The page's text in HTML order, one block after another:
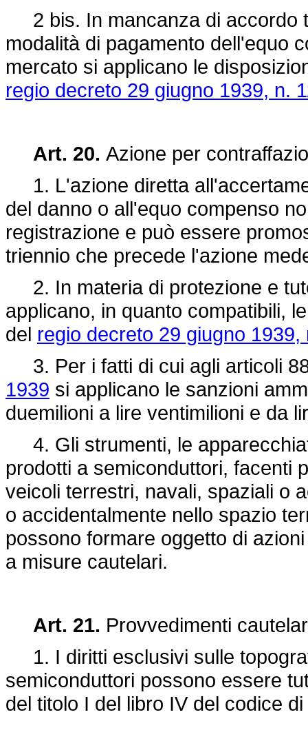
2 bis. In mancanza di accordo
modalità di pagamento dell'equo
mercato si applicano le
regio decreto 29 giugno 1939, n.
Art. 20. Azione per
1. L'azione diretta
del danno o all'equo compenso
registrazione e può essere
triennio che precede l'azione
2. In materia di protezione e
applicano, in quanto compatibili,
del regio decreto 29 giugno 1939,
3. Per i fatti di cui agli articoli
1939 si applicano le sanzioni
duemilioni a lire ventimilioni e da
4. Gli strumenti, le
prodotti a semiconduttori, facenti
veicoli terrestri, navali, spaziali o
o accidentalmente nello spazio
possono formare oggetto di
a misure cautelari.
Art. 21. Provvedimenti
1. I diritti esclusivi sulle
semiconduttori possono essere
del titolo I del libro IV del codice